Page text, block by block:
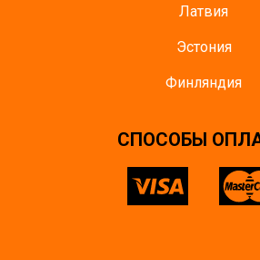
Латвия
Эстония
Финляндия
CПОСОБЫ